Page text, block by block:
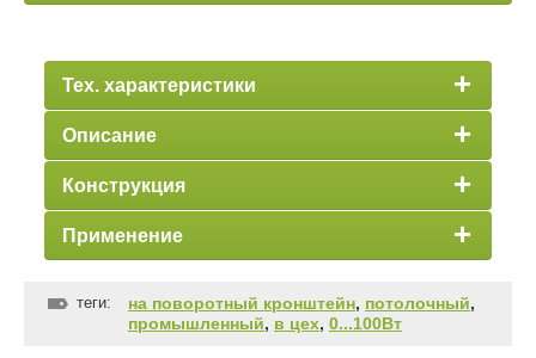
Тех. характеристики
Описание
Конструкция
Применение
теги: на поворотный кронштейн, потолочный,
промышленный, в цех, 0...100Вт